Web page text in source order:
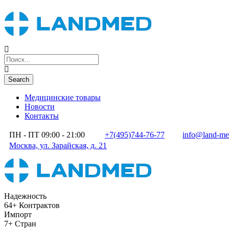
Медицинские товары
Новости
Контакты
ПН - ПТ 09:00 - 21:00 +7(495)744-76-77
info@land-
Москва, ул. Зарайская, д. 21
Надежность
64+ Контрактов
Импорт
7+ Стран